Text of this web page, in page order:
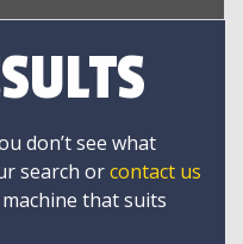
don’t see what
search orcontact us
that suits